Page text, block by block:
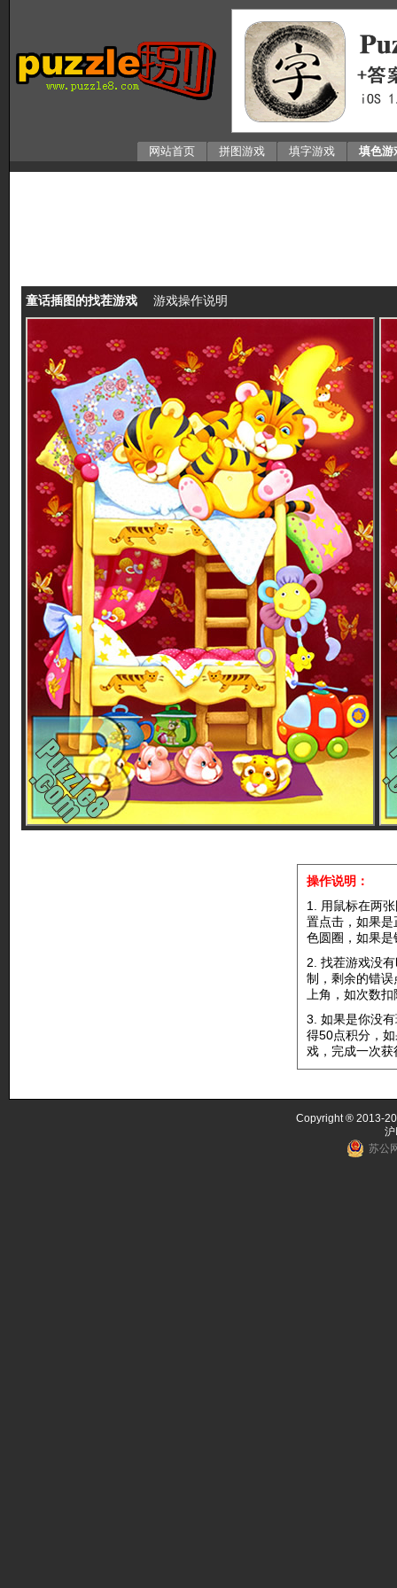
网站首页 拼图游戏 填字游戏 填色游
童话插图的找茬游戏 游戏操作说明
操作说明：
1. 用鼠标在两
置点击，如果
色圆圈，如果
2. 找茬游戏没
制，剩余的错
上角，如次数
3. 如果是你没
得50点积分，
戏，完成一次获
Copyright ® 2013-
苏公